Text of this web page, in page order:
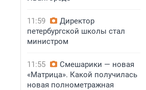
11:59
Директор
петербургской школы стал
министром
11:55
Смешарики — новая
«Матрица». Какой получилась
новая полнометражная